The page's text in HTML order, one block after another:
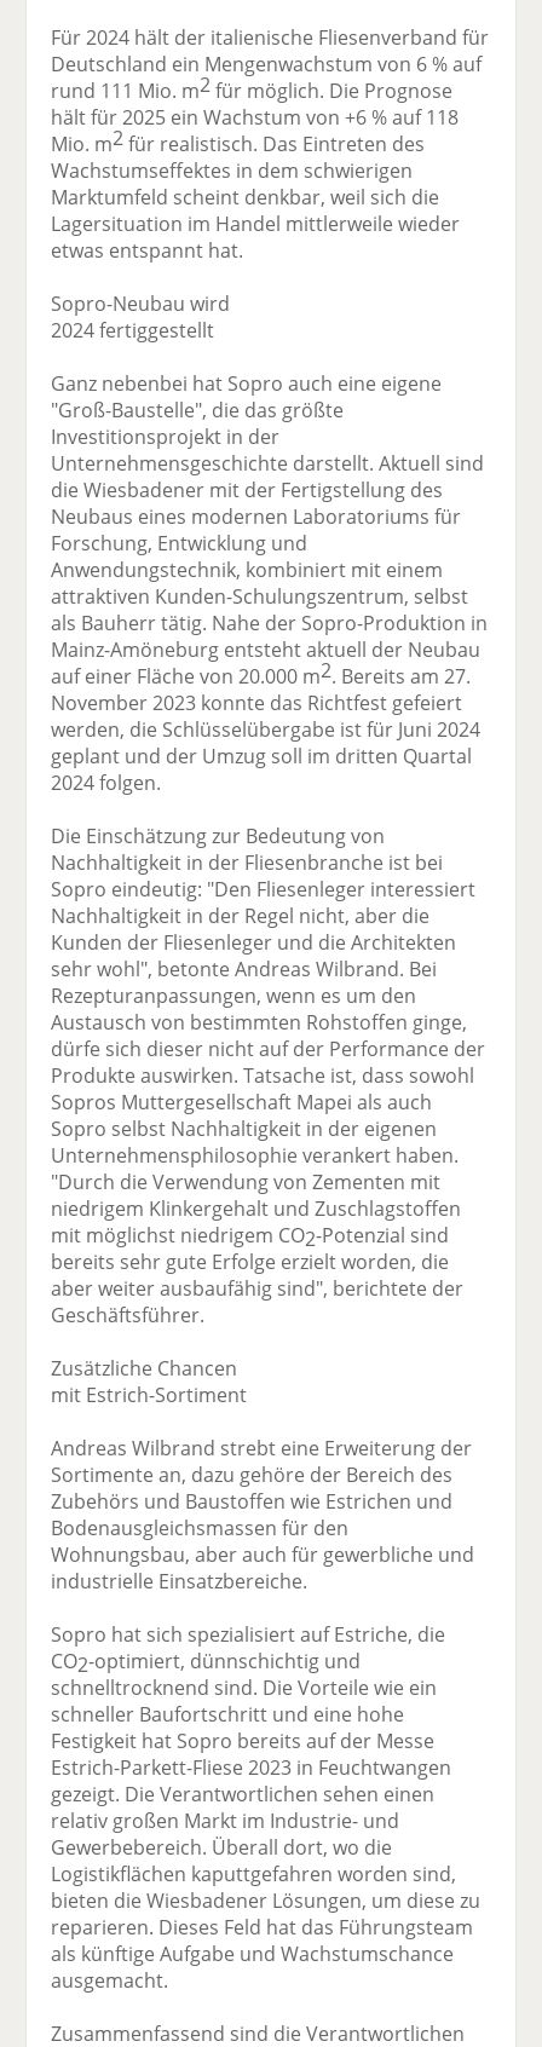
Für 2024 hält der italienische Fliesenverband für
Deutschland ein Mengenwachstum von 6 % auf
rund 111 Mio. m2für möglich. Die Prognose
hält für 2025 ein Wachstum von +6 % auf 118
Mio. m2für realistisch. Das Eintreten des
Wachstumseffektes in dem schwierigen
Marktumfeld scheint denkbar, weil sich die
Lagersituation im Handel mittlerweile wieder
etwas entspannt hat.
Sopro-Neubau wird
2024 fertiggestellt
Ganz nebenbei hat Sopro auch eine eigene
"Groß-Baustelle", die das größte
Investitionsprojekt in der
Unternehmensgeschichte darstellt. Aktuell sind
die Wiesbadener mit der Fertigstellung des
Neubaus eines modernen Laboratoriums für
Forschung, Entwicklung und
Anwendungstechnik, kombiniert mit einem
attraktiven Kunden-Schulungszentrum, selbst
als Bauherr tätig. Nahe der Sopro-Produktion in
Mainz-Amöneburg entsteht aktuell der Neubau
auf einer Fläche von 20.000 m2. Bereits am 27.
November 2023 konnte das Richtfest gefeiert
werden, die Schlüsselübergabe ist für Juni 2024
geplant und der Umzug soll im dritten Quartal
2024 folgen.
Die Einschätzung zur Bedeutung von
Nachhaltigkeit in der Fliesenbranche ist bei
Sopro eindeutig: "Den Fliesenleger interessiert
Nachhaltigkeit in der Regel nicht, aber die
Kunden der Fliesenleger und die Architekten
sehr wohl", betonte Andreas Wilbrand. Bei
Rezepturanpassungen, wenn es um den
Austausch von bestimmten Rohstoffen ginge,
dürfe sich dieser nicht auf der Performance der
Produkte auswirken. Tatsache ist, dass sowohl
Sopros Muttergesellschaft Mapei als auch
Sopro selbst Nachhaltigkeit in der eigenen
Unternehmensphilosophie verankert haben.
"Durch die Verwendung von Zementen mit
niedrigem Klinkergehalt und Zuschlagstoffen
mit möglichst niedrigem CO2-Potenzial sind
bereits sehr gute Erfolge erzielt worden, die
aber weiter ausbaufähig sind", berichtete der
Geschäftsführer.
Zusätzliche Chancen
mit Estrich-Sortiment
Andreas Wilbrand strebt eine Erweiterung der
Sortimente an, dazu gehöre der Bereich des
Zubehörs und Baustoffen wie Estrichen und
Bodenausgleichsmassen für den
Wohnungsbau, aber auch für gewerbliche und
industrielle Einsatzbereiche.
Sopro hat sich spezialisiert auf Estriche, die
CO2-optimiert, dünnschichtig und
schnelltrocknend sind. Die Vorteile wie ein
schneller Baufortschritt und eine hohe
Festigkeit hat Sopro bereits auf der Messe
Estrich-Parkett-Fliese 2023 in Feuchtwangen
gezeigt. Die Verantwortlichen sehen einen
relativ großen Markt im Industrie- und
Gewerbebereich. Überall dort, wo die
Logistikflächen kaputtgefahren worden sind,
bieten die Wiesbadener Lösungen, um diese zu
reparieren. Dieses Feld hat das Führungsteam
als künftige Aufgabe und Wachstumschance
ausgemacht.
Zusammenfassend sind die Verantwortlichen